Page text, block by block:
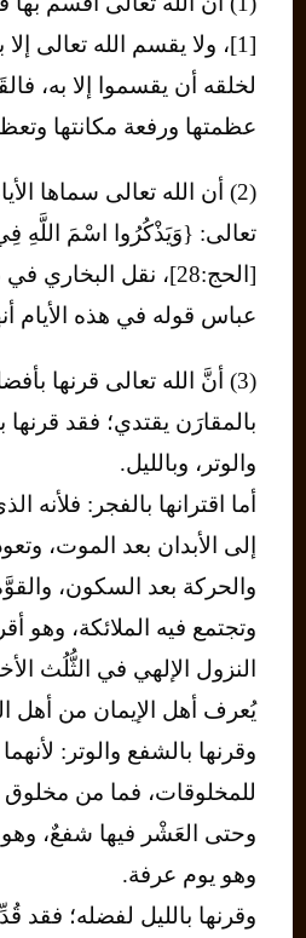
[1]، ولا يقسم الله تعالى
لخلقه أن يقسموا إلا به،
عظمتها ورفعة مكانتها
(2) أن الله تعالى سماها
تعالى: {وَيَذْكُرُوا اسْمَ اللَّهِ
[الحج:28]، نقل
عباس قوله في هذه الأيام
(3) أنَّ الله تعالى قرنها
بالمقارَن يقتدي؛ فقد قرنها
والوتر، وبالليل.
أما اقترانها بالفجر: فلأنه
إلى الأبدان بعد الموت،
والحركة بعد السكون،
وتجتمع فيه الملائكة، وهو
النزول الإلهي في الثُّلُث
يُعرف أهل الإيمان من أهل
وقرنها بالشفع والوتر:
للمخلوقات، فما من مخلوق
وحتى العَشْر فيها شفعٌ، وهو
وهو يوم عرفة.
وقرنها بالليل لفضله؛ فقد